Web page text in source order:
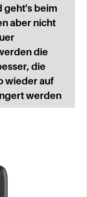
geht's beim
aber nicht
die
die
wieder auf
werden